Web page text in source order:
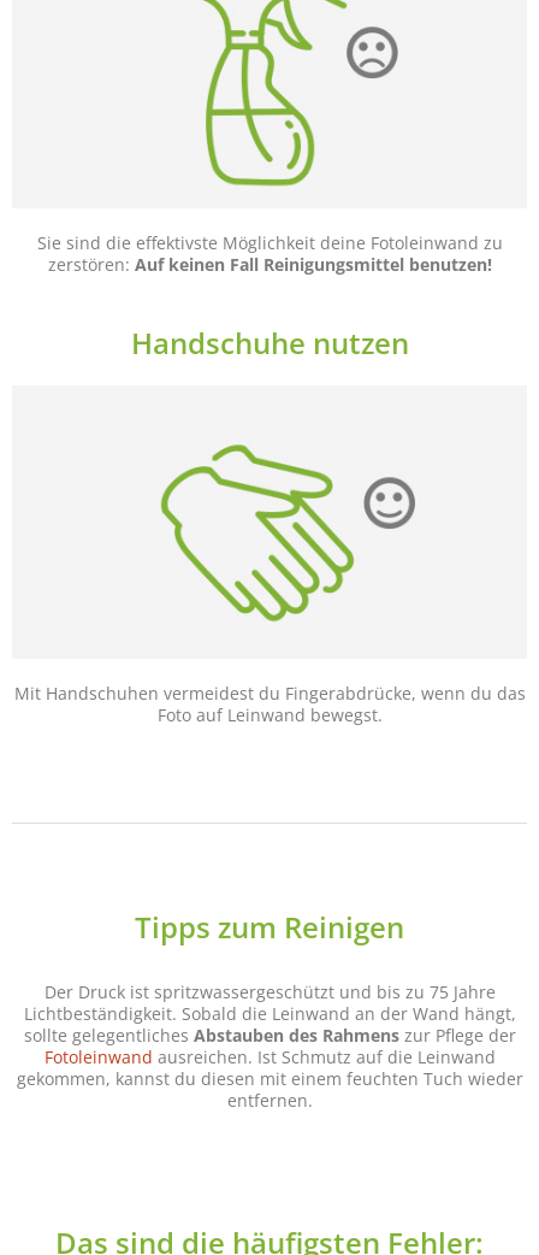
Sie sind die effektivste Möglichkeit deine Fotoleinwand zu
zerstören: Auf keinen Fall Reinigungsmittel benutzen!
Handschuhe nutzen
Mit Handschuhen vermeidest du Fingerabdrücke, wenn du das
Foto auf Leinwand bewegst.
Tipps zum Reinigen
Der Druck ist spritzwassergeschützt und bis zu 75 Jahre
Lichtbeständigkeit. Sobald die Leinwand an der Wand hängt,
sollte gelegentliches Abstauben des Rahmenszur Pflege der
Fotoleinwand ausreichen. Ist Schmutz auf die Leinwand
gekommen, kannst du diesen mit einem feuchten Tuch wieder
entfernen.
Das sind die häufigsten Fehler: